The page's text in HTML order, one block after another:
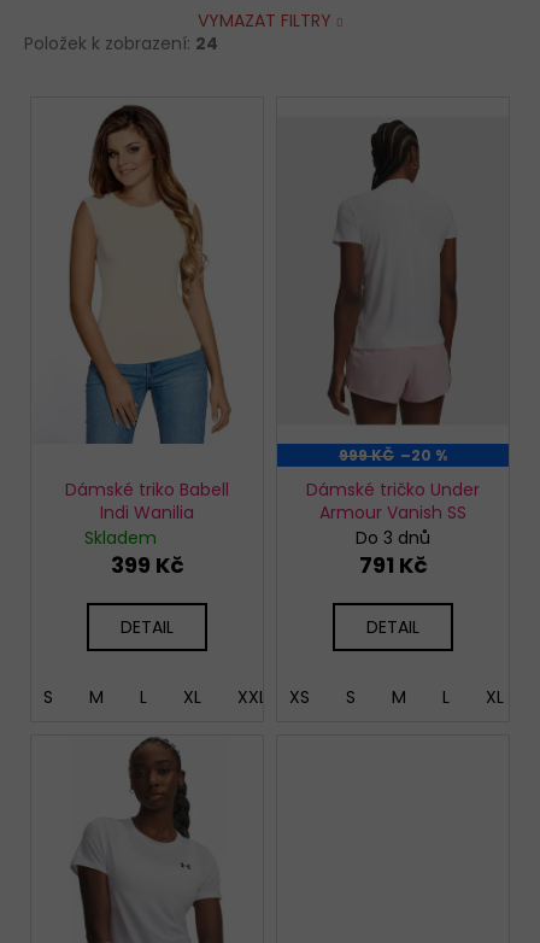
VYMAZAT FILTRY
Položek k zobrazení: 24
Dámské triko Babell
Indi Wanilia
Skladem
399 Kč
DETAIL
S M L XL XXL
999 KČ –20 %
Dámské tričko Under
Armour Vanish SS
Do 3 dnů
791 Kč
DETAIL
XS S M L XL